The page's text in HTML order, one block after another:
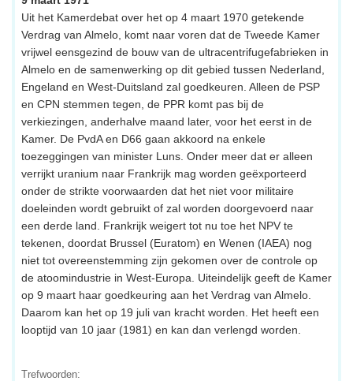
Uit het Kamerdebat over het op 4 maart 1970 getekende
Verdrag van Almelo, komt naar voren dat de Tweede Kamer
vrijwel eensgezind de bouw van de ultracentrifugefabrieken in
Almelo en de samenwerking op dit gebied tussen Nederland,
Engeland en West-Duitsland zal goedkeuren. Alleen de PSP
en CPN stemmen tegen, de PPR komt pas bij de
verkiezingen, anderhalve maand later, voor het eerst in de
Kamer. De PvdA en D66 gaan akkoord na enkele
toezeggingen van minister Luns. Onder meer dat er alleen
verrijkt uranium naar Frankrijk mag worden geëxporteerd
onder de strikte voorwaarden dat het niet voor militaire
doeleinden wordt gebruikt of zal worden doorgevoerd naar
een derde land. Frankrijk weigert tot nu toe het NPV te
tekenen, doordat Brussel (Euratom) en Wenen (IAEA) nog
niet tot overeenstemming zijn gekomen over de controle op
de atoomindustrie in West-Europa. Uiteindelijk geeft de Kamer
op 9 maart haar goedkeuring aan het Verdrag van Almelo.
Daarom kan het op 19 juli van kracht worden. Het heeft een
looptijd van 10 jaar (1981) en kan dan verlengd worden.
Trefwoorden: